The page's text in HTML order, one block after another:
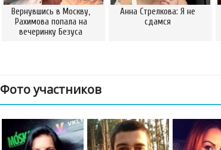
Вернувшись в Москву,
Рахимова попала на
вечеринку Безуса
Анна Стрелкова: Я не
сдамся
Фото участников